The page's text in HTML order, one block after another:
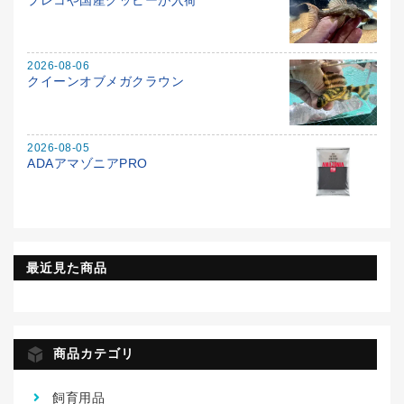
2026-08-06
クイーンオブメガクラウン
2026-08-05
ADAアマゾニアPRO
最近見た商品
商品カテゴリ
飼育用品